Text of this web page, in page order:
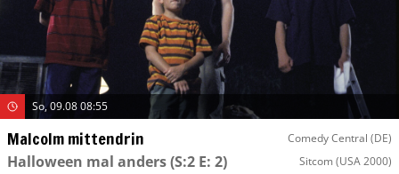
So, 09.08 08:55
Malcolm mittendrin Comedy Central (DE)
Halloween mal anders(S:2 E: 2) Sitcom (USA 2000)